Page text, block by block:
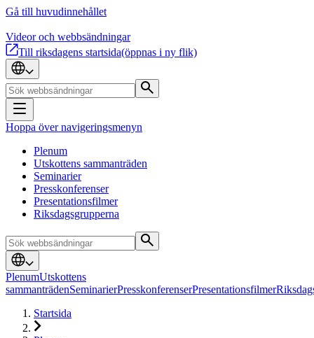
Gå till huvudinnehållet
Videor och webbsändningar
Till riksdagens startsida(öppnas i ny flik)
Hoppa över navigeringsmenyn
Plenum
Utskottens sammanträden
Seminarier
Presskonferenser
Presentationsfilmer
Riksdagsgrupperna
PlenumUtskottens
sammanträdenSeminarierPresskonferenserPresentationsfilmer
Startsida